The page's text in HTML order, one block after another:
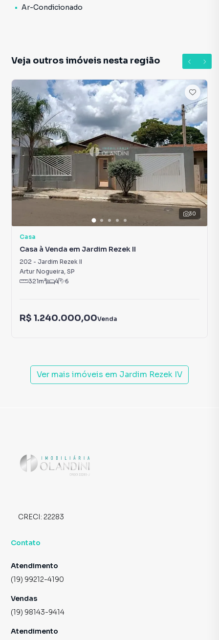
Ar-Condicionado
Veja outros imóveis nesta região
30
Casa
Casa à Venda em Jardim Rezek II
202 - Jardim Rezek II
Artur Nogueira, SP
321m² 4 6
R$ 1.240.000,00Venda
Ver mais imóveis em Jardim Rezek IV
CRECI: 22283
Contato
Atendimento
(19) 99212-4190
Vendas
(19) 98143-9414
Atendimento